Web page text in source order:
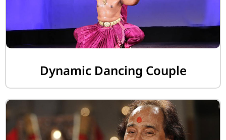
Dynamic Dancing Couple